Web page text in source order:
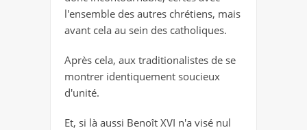
l'ensemble des autres chrétiens, mais
avant cela au sein des catholiques.
Après cela, aux traditionalistes de se
montrer identiquement soucieux
d'unité.
Et, si là aussi Benoît XVI n'a visé nul